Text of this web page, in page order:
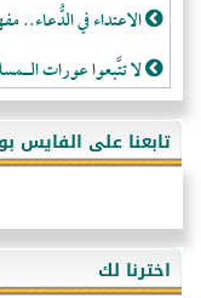
الاعتداء في الدُّعاء..
لا تتَّبعوا عورات
فقه النَّصيحة عند
لَا عِزَّةَ إِلَّا بِالإِسْلَامِ
هذه سبيلنا فماذا
أُسُـسُ بَـيْـتِ الـمُسْـلِمِ
تابعنا على الفايس
اخترنا لك